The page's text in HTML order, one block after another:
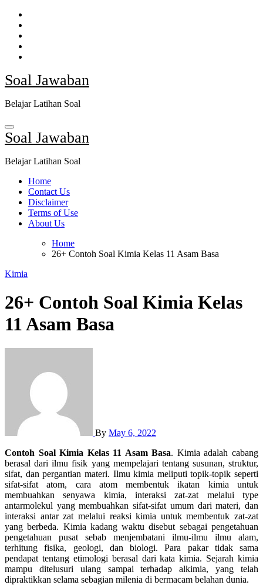
Skip
content
Soal Jawaban
Belajar Latihan Soal
Soal Jawaban
Belajar Latihan Soal
Home
Contact Us
Disclaimer
Terms of Use
About Us
Home
26+ Contoh Soal Kimia Kelas 11 Asam Basa
Kimia
26+ Contoh Soal Kimia Kelas
11 Asam Basa
By May 6, 2022
Contoh Soal Kimia Kelas 11 Asam Basa. Kimia adalah cabang
berasal dari ilmu fisik yang mempelajari tentang susunan, struktur,
sifat, dan pergantian materi. Ilmu kimia meliputi topik-topik seperti
sifat-sifat atom, cara atom membentuk ikatan kimia untuk
membuahkan senyawa kimia, interaksi zat-zat melalui type
antarmolekul yang membuahkan sifat-sifat umum dari materi, dan
interaksi antar zat melalui reaksi kimia untuk membentuk zat-zat
yang berbeda. Kimia kadang waktu disebut sebagai pengetahuan
pengetahuan pusat sebab menjembatani ilmu-ilmu ilmu alam,
terhitung fisika, geologi, dan biologi. Para pakar tidak sama
pendapat tentang etimologi berasal dari kata kimia. Sejarah kimia
mampu ditelusuri ulang sampai terhadap alkimia, yang telah
dipraktikkan selama sebagian milenia di bermacam belahan dunia.